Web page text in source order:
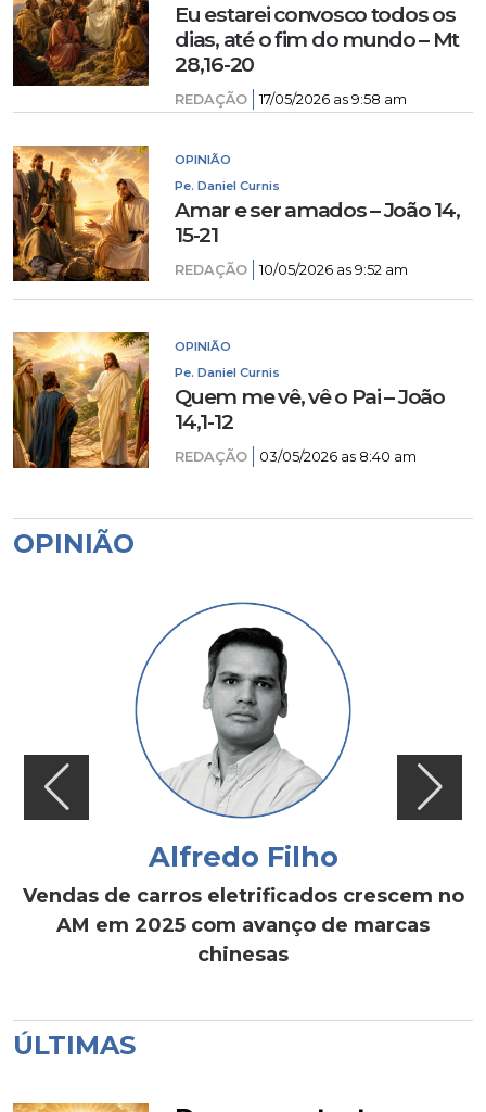
Eu estarei convosco todos os
dias, até o fim do mundo – Mt
28,16-20
REDAÇÃO 17/05/2026 as 9:58 am
OPINIÃO
Pe. Daniel Curnis
Amar e ser amados – João 14,
15-21
REDAÇÃO 10/05/2026 as 9:52 am
OPINIÃO
Pe. Daniel Curnis
Quem me vê, vê o Pai – João
14,1-12
REDAÇÃO 03/05/2026 as 8:40 am
OPINIÃO
Alfredo Filho
Vendas de carros eletrificados crescem no
AM em 2025 com avanço de marcas
chinesas
ÚLTIMAS